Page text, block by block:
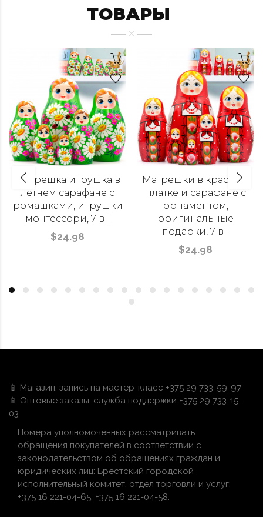
ТОВАРЫ
Матрешка игрушка в
летнем сарафане с
ромашками, игрушки
монтессори, 7 в 1
$24.98
Матрешки в красном
платке и сарафане с
орнаментом,
оригинальные
подарки, 7 в 1
$24.98
📱 Магазин, запись на мастер-класс +375 29 733-59-97
📱 Оптовые заказы, служба поддержки +375 29 733-15-
03
Номера уполномоченных рассматривать
обращения покупателей в соответствии с
законодательством об обращениях граждан и
юридических лиц: Брестский городской
исполнительный комитет, отдел торговли и услуг:
+375 16 221-04-65, +375 16 221-04-58.